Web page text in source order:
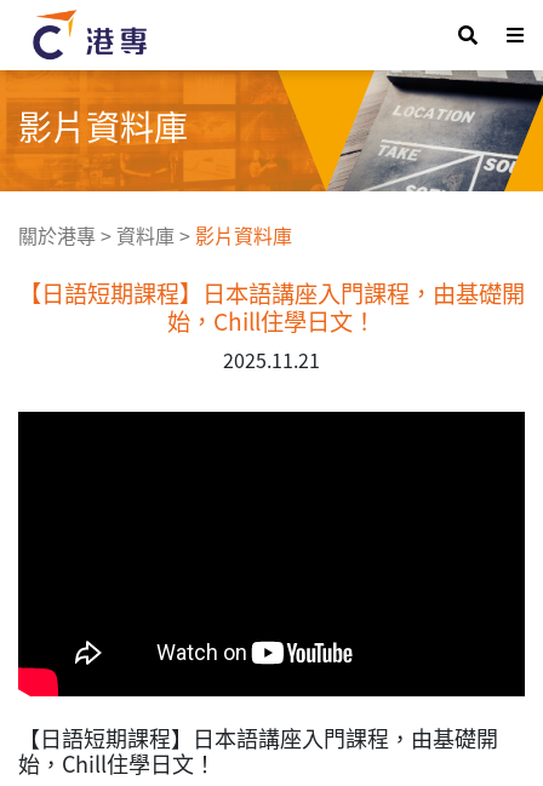
影片資料庫
關於港專>資料庫> 影片資料庫
【日語短期課程】日本語講座入門課程，由基礎開
始，Chill住學日文！
2025.11.21
【日語短期課程】日本語講座入門課程，由基礎開
始，Chill住學日文！